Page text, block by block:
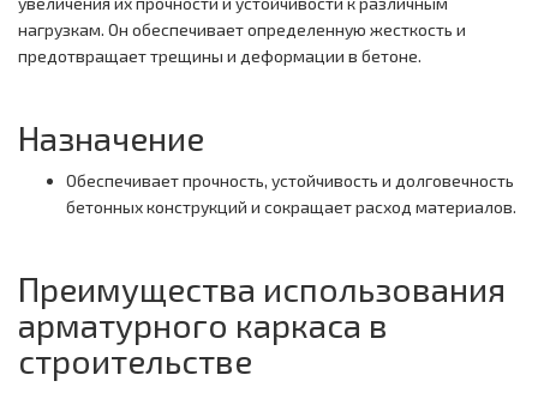
нагрузкам. Он обеспечивает определенную жесткость и
предотвращает трещины и деформации в бетоне.
Назначение
Обеспечивает прочность, устойчивость и долговечность
бетонных конструкций и сокращает расход материалов.
Преимущества использования
арматурного каркаса в
строительстве